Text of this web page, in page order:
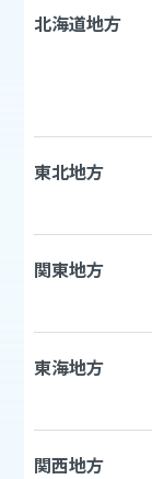
北海道地方
東北地方
関東地方
東海地方
関西地方